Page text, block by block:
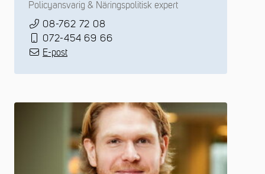
Policyansvarig & Näringspolitisk expert
08-762 72 08
072-454 69 66
E-post